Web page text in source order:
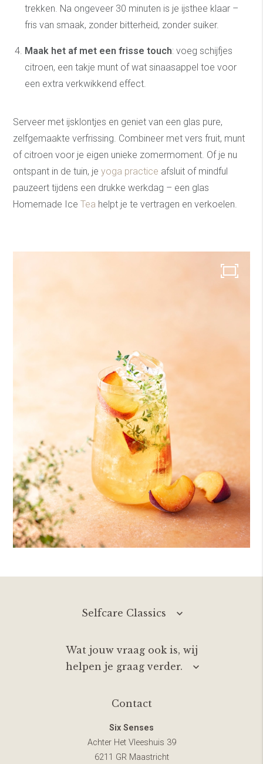
trekken. Na ongeveer 30 minuten is je ijsthee klaar –
fris van smaak, zonder bitterheid, zonder suiker.
Maak het af met een frisse touch: voeg schijfjes
citroen, een takje munt of wat sinaasappel toe voor
een extra verkwikkend effect.
Serveer met ijsklontjes en geniet van een glas pure,
zelfgemaakte verfrissing. Combineer met vers fruit, munt
of citroen voor je eigen unieke zomermoment. Of je nu
ontspant in de tuin, jeyoga practice afsluit of mindful
pauzeert tijdens een drukke werkdag – een glas
Homemade IceTea helpt je te vertragen en verkoelen.
Selfcare Classics
Wat jouw vraag ook is, wij
helpen je graag verder.
Contact
Six Senses
Achter Het Vleeshuis 39
6211 GR Maastricht